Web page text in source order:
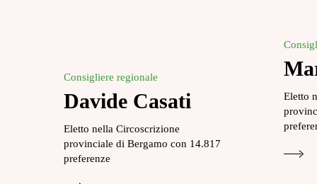
Consigliere regionale
Davide Casati
Eletto nella Circoscrizione
provinciale di Bergamo con 14.817
preferenze
Eletto